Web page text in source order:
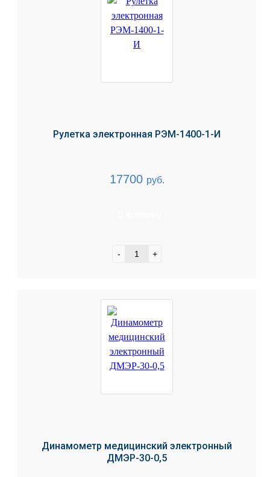
Рулетка электронная РЭМ-1400-1-И
17700 руб.
- +
Динамометр медицинский электронный
ДМЭР-30-0,5